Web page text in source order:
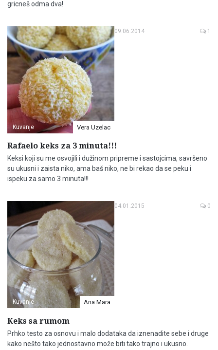
gricneš odma dva!
Kuvanje Vera Uzelac
09.06.2014 1
Rafaelo keks za 3 minuta!!!
Keksi koji su me osvojili i dužinom pripreme i sastojcima, savršeno
su ukusni i zaista niko, ama baš niko, ne bi rekao da se peku i
ispeku za samo 3 minuta!!!
Kuvanje Ana Mara
04.01.2015 0
Keks sa rumom
Prhko testo za osnovu i malo dodataka da iznenadite sebe i druge
kako nešto tako jednostavno može biti tako trajno i ukusno.